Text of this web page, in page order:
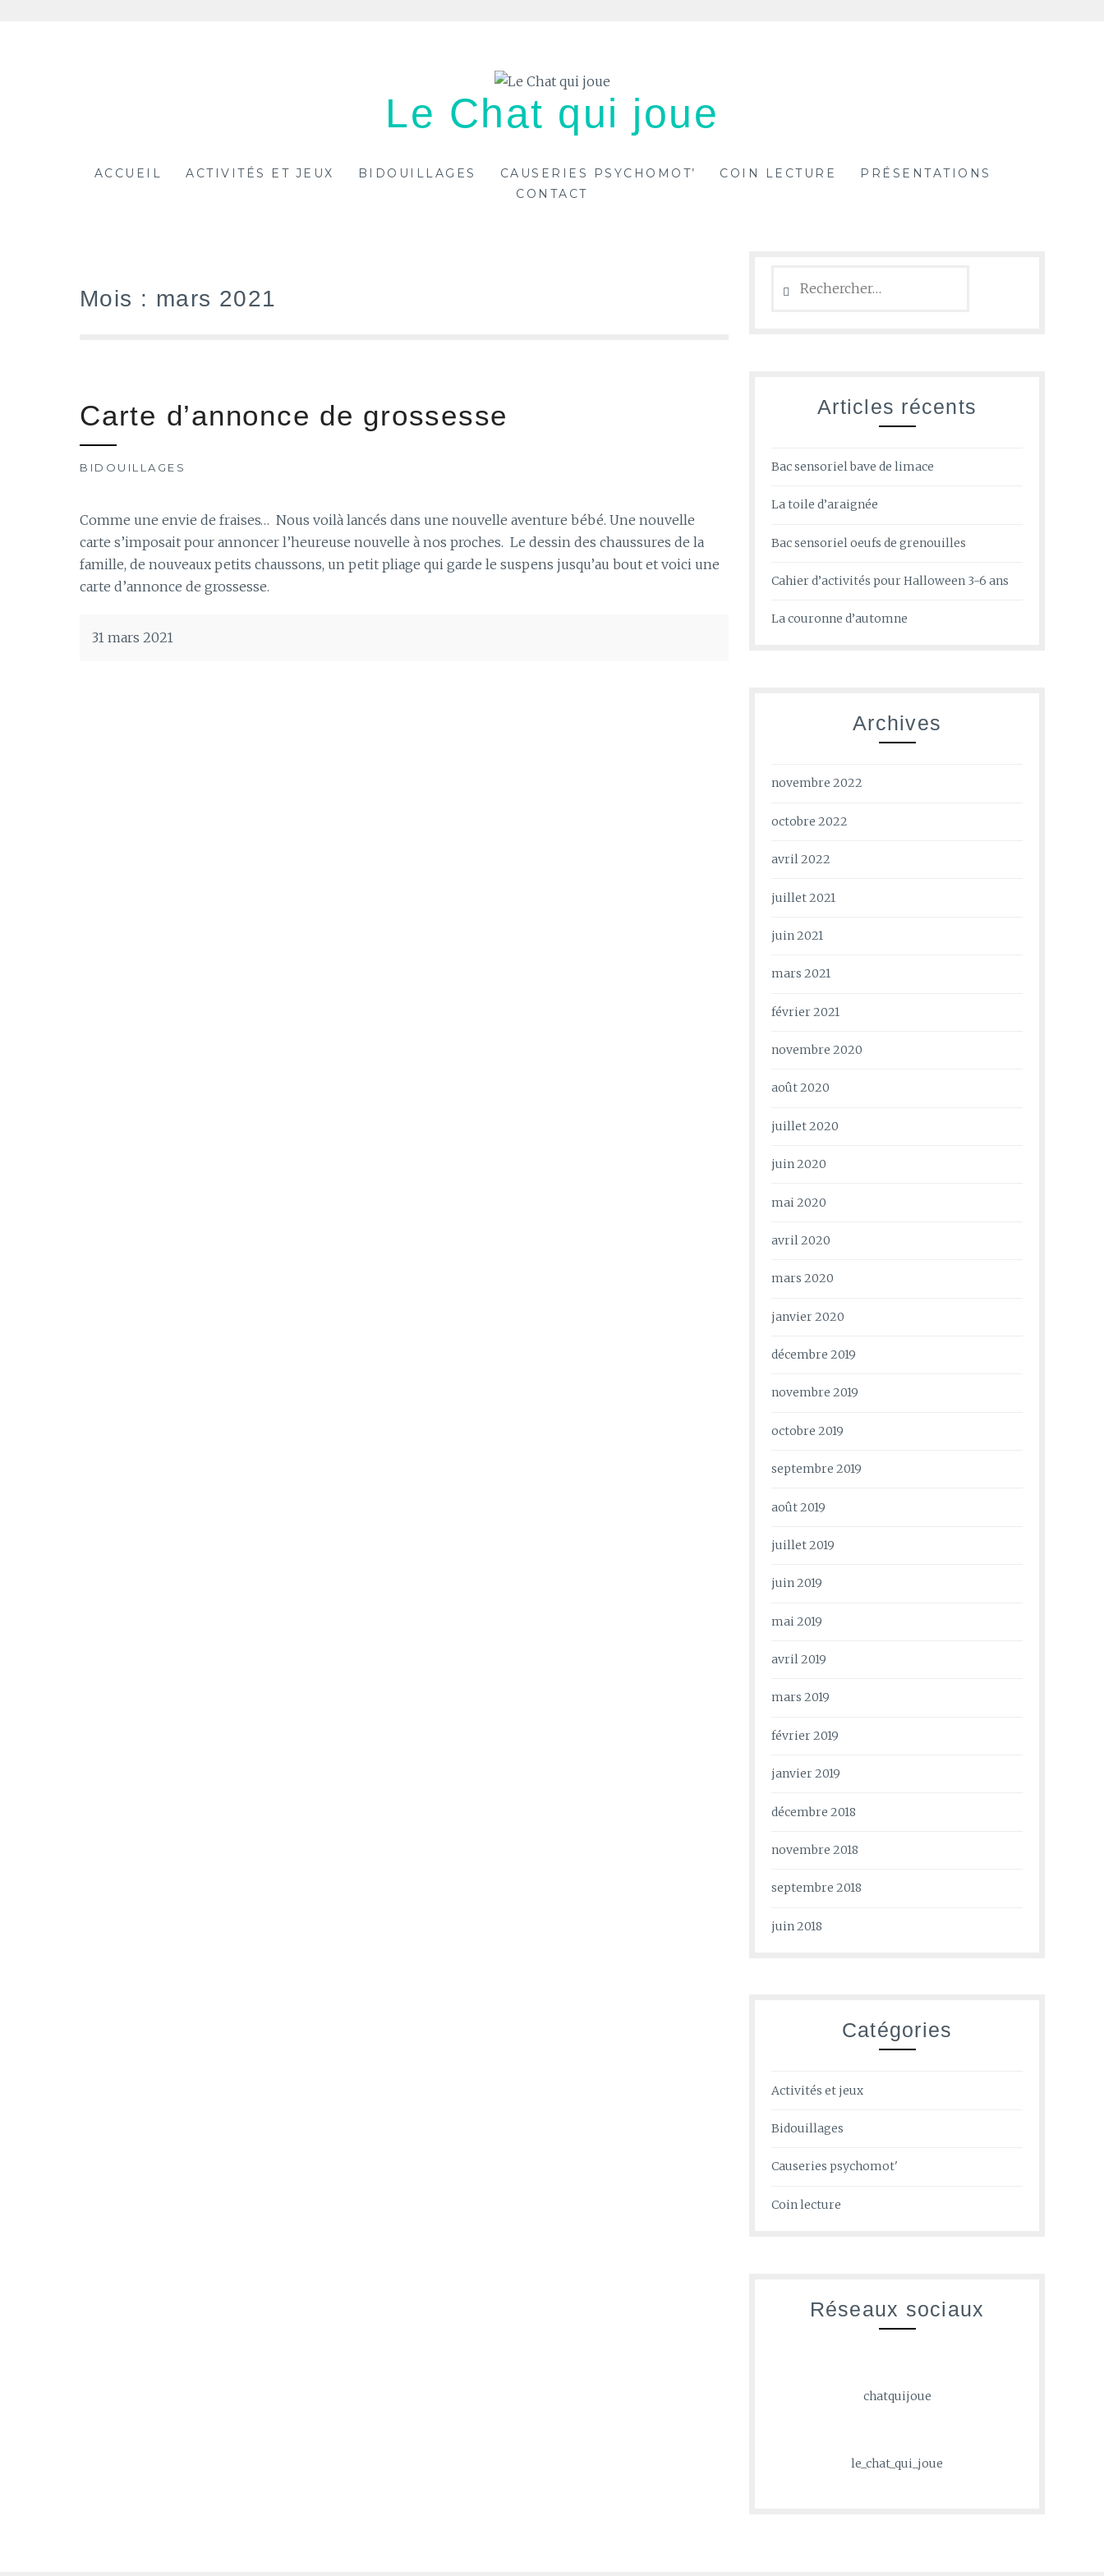
Le Chat qui joue
ACCUEIL ACTIVITÉS ET JEUX BIDOUILLAGES CAUSERIES PSYCHOMOT’ COIN LECTURE
PRÉSENTATIONS
CONTACT
Mois : mars 2021
Carte d’annonce de grossesse
BIDOUILLAGES
Comme une envie de fraises… Nous voilà lancés dans une nouvelle aventure bébé. Une nouvelle
carte s’imposait pour annoncer l’heureuse nouvelle à nos proches. Le dessin des chaussures de la
famille, de nouveaux petits chaussons, un petit pliage qui garde le suspens jusqu’au bout et voici une
carte d’annonce de grossesse.
31 mars 2021
Articles récents
Bac sensoriel bave de limace
La toile d’araignée
Bac sensoriel oeufs de grenouilles
Cahier d’activités pour Halloween 3-6 ans
La couronne d’automne
Archives
novembre 2022
octobre 2022
avril 2022
juillet 2021
juin 2021
mars 2021
février 2021
novembre 2020
août 2020
juillet 2020
juin 2020
mai 2020
avril 2020
mars 2020
janvier 2020
décembre 2019
novembre 2019
octobre 2019
septembre 2019
août 2019
juillet 2019
juin 2019
mai 2019
avril 2019
mars 2019
février 2019
janvier 2019
décembre 2018
novembre 2018
septembre 2018
juin 2018
Catégories
Activités et jeux
Bidouillages
Causeries psychomot'
Coin lecture
Réseaux sociaux
chatquijoue
le_chat_qui_joue